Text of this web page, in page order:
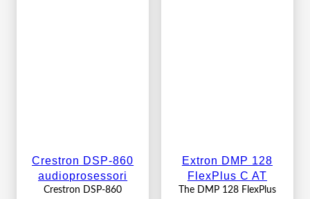
Crestron DSP-860
audioprosessori
Crestron DSP-860
Extron DMP 128
FlexPlus C AT
The DMP 128 FlexPlus